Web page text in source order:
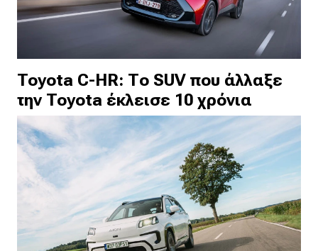
Toyota C-HR: Το SUV που άλλαξε
την Toyota έκλεισε 10 χρόνια